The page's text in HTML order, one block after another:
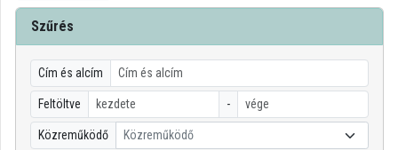
Intézményi kezdőlap
Bejelentkezés
Intézményi felfedezés
Kategóriák
Szűrés
Cím és alcím
Feltöltve -
Közreműködő Közreműködő